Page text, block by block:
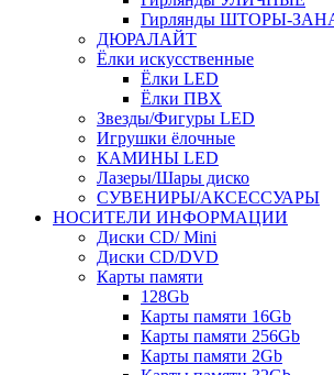
Гирлянды ШТОРЫ-
ДЮРАЛАЙТ
Ёлки искусственные
Ёлки LED
Ёлки ПВХ
Звезды/Фигуры LED
Игрушки ёлочные
КАМИНЫ LED
Лазеры/Шары диско
СУВЕНИРЫ/АКСЕССУАРЫ
НОСИТЕЛИ ИНФОРМАЦИИ
Диски CD/ Mini
Диски CD/DVD
Карты памяти
128Gb
Карты памяти 16Gb
Карты памяти 256Gb
Карты памяти 2Gb